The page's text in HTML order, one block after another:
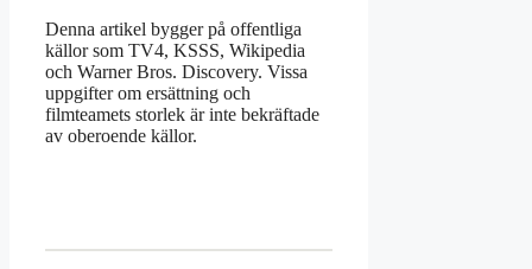
Denna artikel bygger på offentliga
källor som TV4, KSSS, Wikipedia
och Warner Bros. Discovery. Vissa
uppgifter om ersättning och
filmteamets storlek är inte bekräftade
av oberoende källor.